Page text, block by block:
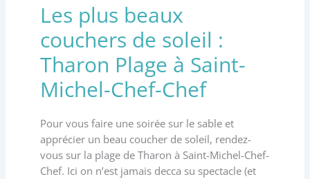
Les plus beaux
couchers de soleil :
Tharon Plage à Saint-
Michel-Chef-Chef
Pour vous faire une soirée sur le sable et
apprécier un beau coucher de soleil, rendez-
vous sur la plage de Tharon à Saint-Michel-Chef-
Chef. Ici on n’est jamais decca su spectacle (et